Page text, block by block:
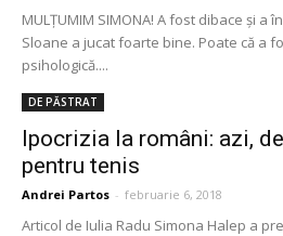
MULȚUMIM SIMONA! A fost dibace și a
Sloane a jucat foarte bine. Poate că a
psihologică....
DE PĂSTRAT
Ipocrizia la români: azi,
pentru tenis
Andrei Partos - februarie 6, 2018
Articol de Iulia Radu Simona Halep a